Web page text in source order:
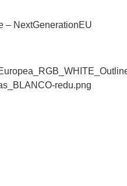
– NextGenerationEU